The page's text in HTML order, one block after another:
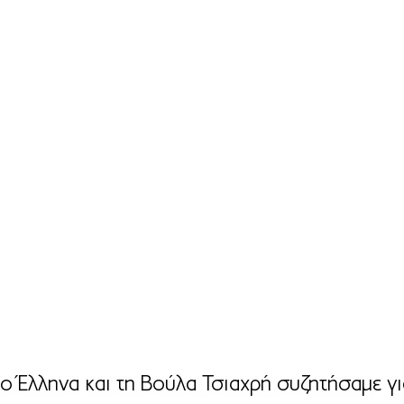
Έλληνα και τη Βούλα Τσιαχρή συζητήσαμε